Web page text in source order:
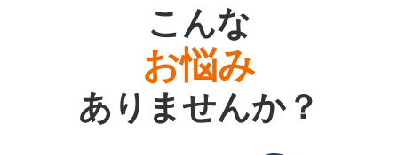
こんな
お悩み
ありませんか？